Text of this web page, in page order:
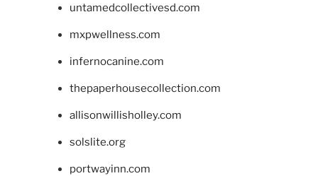
untamedcollectivesd.com
mxpwellness.com
infernocanine.com
thepaperhousecollection.com
allisonwillisholley.com
solslite.org
portwayinn.com